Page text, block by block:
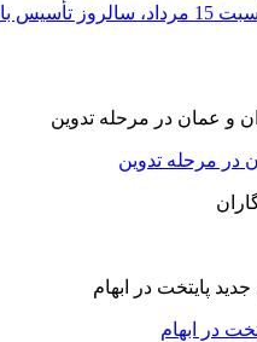
بانک
در مرحله تدوین
در ابهام